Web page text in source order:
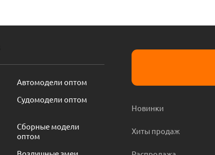
Автомодели оптом
Судомодели оптом
Сборные модели
оптом
Новинки
Хиты продаж